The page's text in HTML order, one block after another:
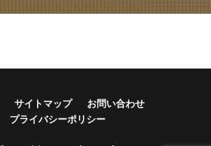
サイトマップ
お問い合わせ
プライバシーポリシー